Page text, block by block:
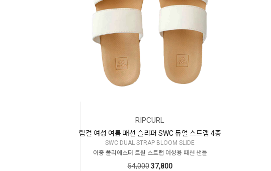
RIPCURL
립컬 여성 여름 패선 슬리퍼 SWC 듀얼 스트랩 4종
SWC DUAL STRAP BLOOM SLIDE
이중 폴리에스터 트윌 스트랩 여성용 패션 샌들
54,000 37,800